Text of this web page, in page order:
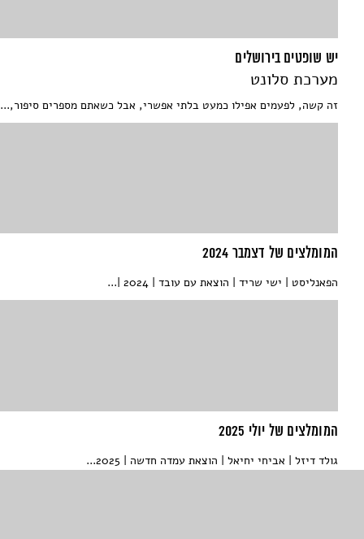
יש שופטים בירושלים
מערכת סלונט
זה קשה, לפעמים אפילו כמעט בלתי אפשרי, אבל כשאתם מספרים סיפור,...
המומלצים של דצמבר 2024
הפאנליסט | ישי שריד | הוצאת עם עובד | 2024 |...
המומלצים של יולי 2025
גולד דיזל | אביחי יחיאל | הוצאת עמדה חדשה | 2025...